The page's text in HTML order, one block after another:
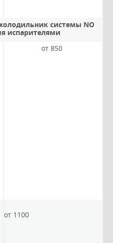
системы NO
испарителями
от 850
от 1100